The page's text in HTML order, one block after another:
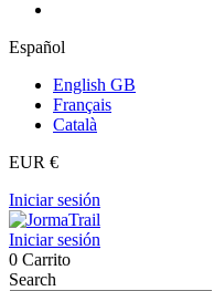
Español
English GB
Français
Català
EUR €
Iniciar sesión
Iniciar sesión
0 Carrito
Search